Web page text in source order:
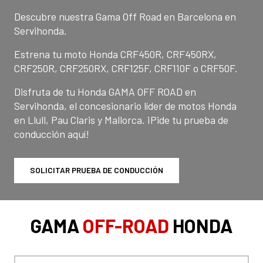
Descubre nuestra Gama Off Road en Barcelona en
Servihonda.
Estrena tu moto Honda CRF450R, CRF450RX,
CRF250R, CRF250RX, CRF125F, CRF110F o CRF50F.
Disfruta de tu Honda GAMA OFF ROAD en
Servihonda, el concesionario líder de motos Honda
en Llull, Pau Claris y Mallorca. ¡Pide tu prueba de
conducción aquí!
SOLICITAR PRUEBA DE CONDUCCIÓN
GAMA OFF-ROAD HONDA